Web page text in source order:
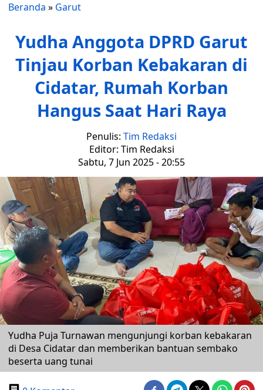
Beranda » Garut
Yudha Anggota DPRD Garut
Tinjau Korban Kebakaran di
Cidatar, Rumah Korban
Hangus Saat Hari Raya
Penulis: Tim Redaksi
Editor: Tim Redaksi
Sabtu, 7 Jun 2025 - 20:55
Yudha Puja Turnawan mengunjungi korban kebakaran
di Desa Cidatar dan memberikan bantuan sembako
beserta uang tunai